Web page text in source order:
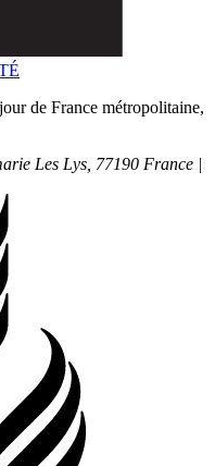
de France métropolitaine,
Les Lys, 77190 France |